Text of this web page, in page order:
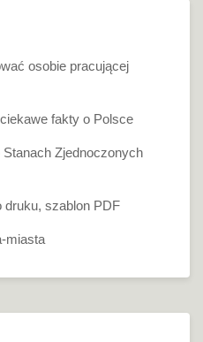
osobie pracującej
fakty o Polsce
Zjednoczonych
druku, szablon PDF
miasta